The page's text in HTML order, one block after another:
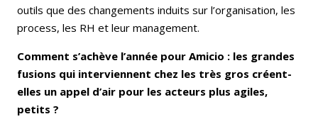
outils que des changements induits sur l’organisation, les
process, les RH et leur management.
Comment s’achève l’année pour Amicio : les grandes
fusions qui interviennent chez les très gros créent-
elles un appel d’air pour les acteurs plus agiles,
petits ?